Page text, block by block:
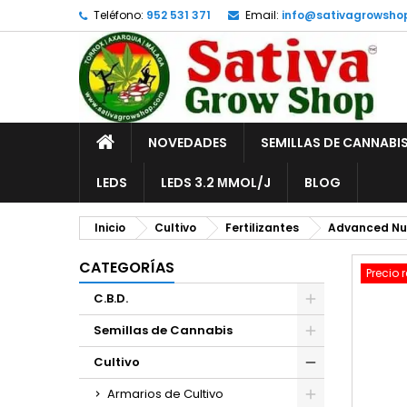
Teléfono: 952 531 371 Email:
INICIONOVEDADES SEMILLAS DE CANNABIS
LEDS LEDS 3.2 ΜMOL/J BLOG
Inicio Cultivo Fertilizantes Advanced
CATEGORÍAS
C.B.D.
Semillas de Cannabis
Cultivo
Armarios de Cultivo
Precio